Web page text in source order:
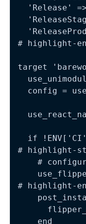
'Release'
# highlight-
target
config =
if
# highlight-
#
# highlight-
    end